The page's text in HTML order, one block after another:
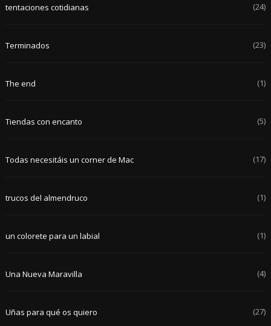
tentaciones cotidianas (24)
Terminados (23)
The end (1)
Tiendas con encanto (5)
Todas necesitáis un corner de Mac (17)
trucos del almendruco (1)
un colorete para un labial (1)
Una Nueva Maravilla (4)
Uñas para qué os quiero (27)